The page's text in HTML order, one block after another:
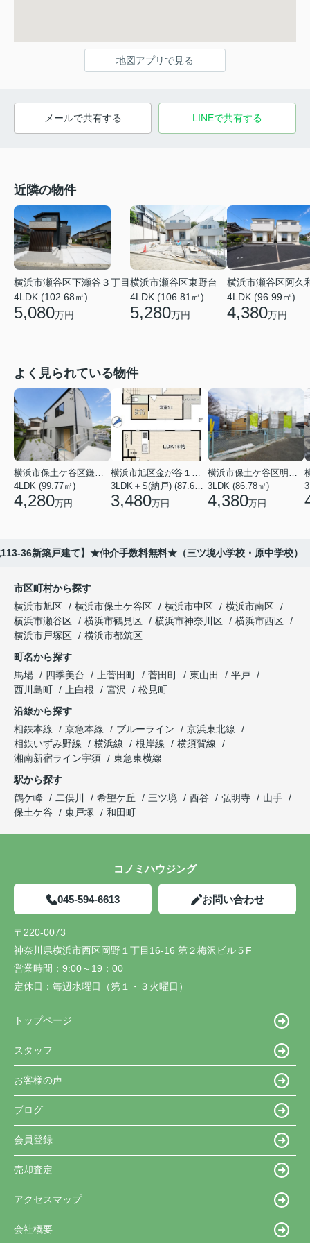
地図アプリで見る
メールで共有する LINEで共有する
近隣の物件
横浜市瀬谷区下瀬谷３丁目
4LDK (102.68㎡)
5,080万円
横浜市瀬谷区東野台
4LDK (106.81㎡)
5,280万円
横浜市瀬谷区阿久
4LDK (96.99㎡)
4,380万円
よく見られている物件
4LDK (99.77㎡)
4,280万円 3,480万円
3LDK (86.78㎡)
4,380万円
36新築戸建て】★仲介手数料無料★（三ツ境小学校・原中学校）
市区町村から探す
横浜市旭区
横浜市保土ケ谷区 横浜市中区
横浜市南区
横浜市瀬谷区
横浜市鶴見区 横浜市神奈川区
横浜市西区
横浜市戸塚区
横浜市都筑区
町名から探す
馬場
四季美台 上菅田町 菅田町 東山田
平戸
西川島町
上白根 宮沢
松見町
沿線から探す
相鉄本線
京急本線 ブルーライン
京浜東北線
相鉄いずみ野線
横浜線 根岸線
横須賀線
湘南新宿ライン宇須
東急東横線
駅から探す
鶴ケ峰
二俣川 希望ケ丘 三ツ境 西谷 弘明寺
山手
保土ケ谷
東戸塚 和田町
コノミハウジング
045-594-6613 お問い合わせ
〒220-0073
神奈川県横浜市西区岡野１丁目16-16 第２梅沢ビル５F
営業時間： 9:00～19：00
定休日： 毎週水曜日（第１・３火曜日）
トップページ
スタッフ
お客様の声
ブログ
会員登録
売却査定
アクセスマップ
会社概要